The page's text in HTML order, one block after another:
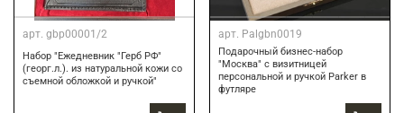
арт. gbp00001/2
Набор "Ежедневник "Герб РФ"
(георг.л.). из натуральной кожи со
съемной обложкой и ручкой"
арт. Palgbn0019
Подарочный бизнес-набор
"Москва" с визитницей
персональной и ручкой Parker в
футляре